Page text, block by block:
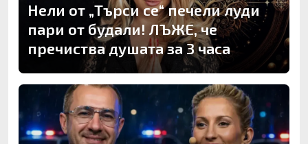
Нели от „Търси се“ печели луди
пари от будали! ЛЪЖЕ, че
пречиства душата за 3 часа